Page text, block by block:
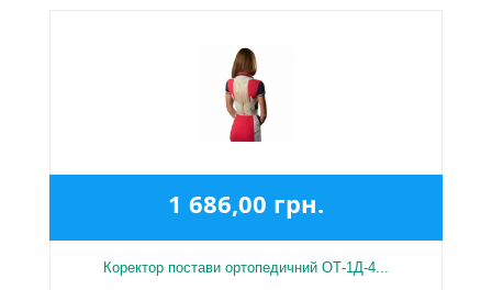
1 686,00 грн.
Коректор постави ортопедичний ОТ-1Д-4...